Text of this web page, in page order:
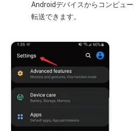
Androidデバイスからコンピュ
転送できます。